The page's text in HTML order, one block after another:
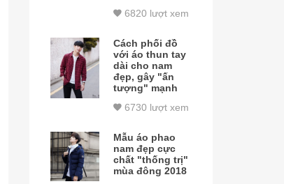
6820 lượt xem
Cách phối đồ
với áo thun tay
dài cho nam
đẹp, gây "ấn
tượng" mạnh
6730 lượt xem
Mẫu áo phao
nam đẹp cực
chất "thống trị"
mùa đông 2018